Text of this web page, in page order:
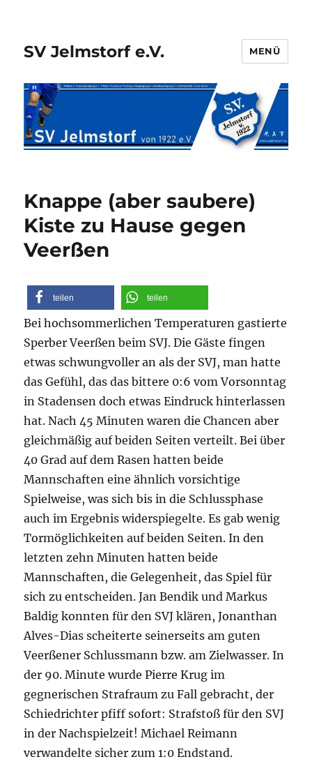
SV Jelmstorf e.V. MENÜ
Knappe (aber saubere)
Kiste zu Hause gegen
Veerßen
teilen teilen
Bei hochsommerlichen Temperaturen gastierte
Sperber Veerßen beim SVJ. Die Gäste fingen
etwas schwungvoller an als der SVJ, man hatte
das Gefühl, das das bittere 0:6 vom Vorsonntag
in Stadensen doch etwas Eindruck hinterlassen
hat. Nach 45 Minuten waren die Chancen aber
gleichmäßig auf beiden Seiten verteilt. Bei über
40 Grad auf dem Rasen hatten beide
Mannschaften eine ähnlich vorsichtige
Spielweise, was sich bis in die Schlussphase
auch im Ergebnis widerspiegelte. Es gab wenig
Tormöglichkeiten auf beiden Seiten. In den
letzten zehn Minuten hatten beide
Mannschaften, die Gelegenheit, das Spiel für
sich zu entscheiden. Jan Bendik und Markus
Baldig konnten für den SVJ klären, Jonanthan
Alves-Dias scheiterte seinerseits am guten
Veerßener Schlussmann bzw. am Zielwasser. In
der 90. Minute wurde Pierre Krug im
gegnerischen Strafraum zu Fall gebracht, der
Schiedrichter pfiff sofort: Strafstoß für den SVJ
in der Nachspielzeit! Michael Reimann
verwandelte sicher zum 1:0 Endstand.